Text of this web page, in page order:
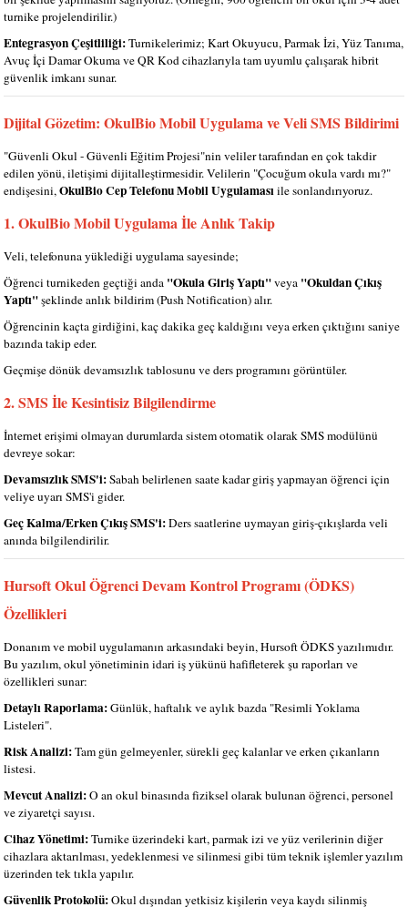
turnike projelendirilir.)
Entegrasyon Çeşitliliği:Turnikelerimiz; Kart Okuyucu, Parmak İzi, Yüz Tanıma,
Avuç İçi Damar Okuma ve QR Kod cihazlarıyla tam uyumlu çalışarak hibrit
güvenlik imkanı sunar.
Dijital Gözetim: OkulBio Mobil Uygulama ve Veli SMS Bildirimi
"Güvenli Okul - Güvenli Eğitim Projesi"nin veliler tarafından en çok takdir
edilen yönü, iletişimi dijitalleştirmesidir. Velilerin "Çocuğum okula vardı mı?"
endişesini,OkulBio Cep Telefonu Mobil Uygulamasıile sonlandırıyoruz.
1. OkulBio Mobil Uygulama İle Anlık Takip
Veli, telefonuna yüklediği uygulama sayesinde;
Öğrenci turnikeden geçtiği anda "Okula Giriş Yaptı"veya "Okuldan Çıkış
Yaptı"şeklinde anlık bildirim (Push Notification) alır.
Öğrencinin kaçta girdiğini, kaç dakika geç kaldığını veya erken çıktığını saniye
bazında takip eder.
Geçmişe dönük devamsızlık tablosunu ve ders programını görüntüler.
2. SMS İle Kesintisiz Bilgilendirme
İnternet erişimi olmayan durumlarda sistem otomatik olarak SMS modülünü
devreye sokar:
Devamsızlık SMS'i:Sabah belirlenen saate kadar giriş yapmayan öğrenci için
veliye uyarı SMS'i gider.
Geç Kalma/Erken Çıkış SMS'i:Ders saatlerine uymayan giriş-çıkışlarda veli
anında bilgilendirilir.
Hursoft Okul Öğrenci Devam Kontrol Programı (ÖDKS)
Özellikleri
Donanım ve mobil uygulamanın arkasındaki beyin, Hursoft ÖDKS yazılımıdır.
Bu yazılım, okul yönetiminin idari iş yükünü hafifleterek şu raporları ve
özellikleri sunar:
Detaylı Raporlama:Günlük, haftalık ve aylık bazda "Resimli Yoklama
Listeleri".
Risk Analizi:Tam gün gelmeyenler, sürekli geç kalanlar ve erken çıkanların
listesi.
Mevcut Analizi:O an okul binasında fiziksel olarak bulunan öğrenci, personel
ve ziyaretçi sayısı.
Cihaz Yönetimi:Turnike üzerindeki kart, parmak izi ve yüz verilerinin diğer
cihazlara aktarılması, yedeklenmesi ve silinmesi gibi tüm teknik işlemler yazılım
üzerinden tek tıkla yapılır.
Güvenlik Protokolü:Okul dışından yetkisiz kişilerin veya kaydı silinmiş